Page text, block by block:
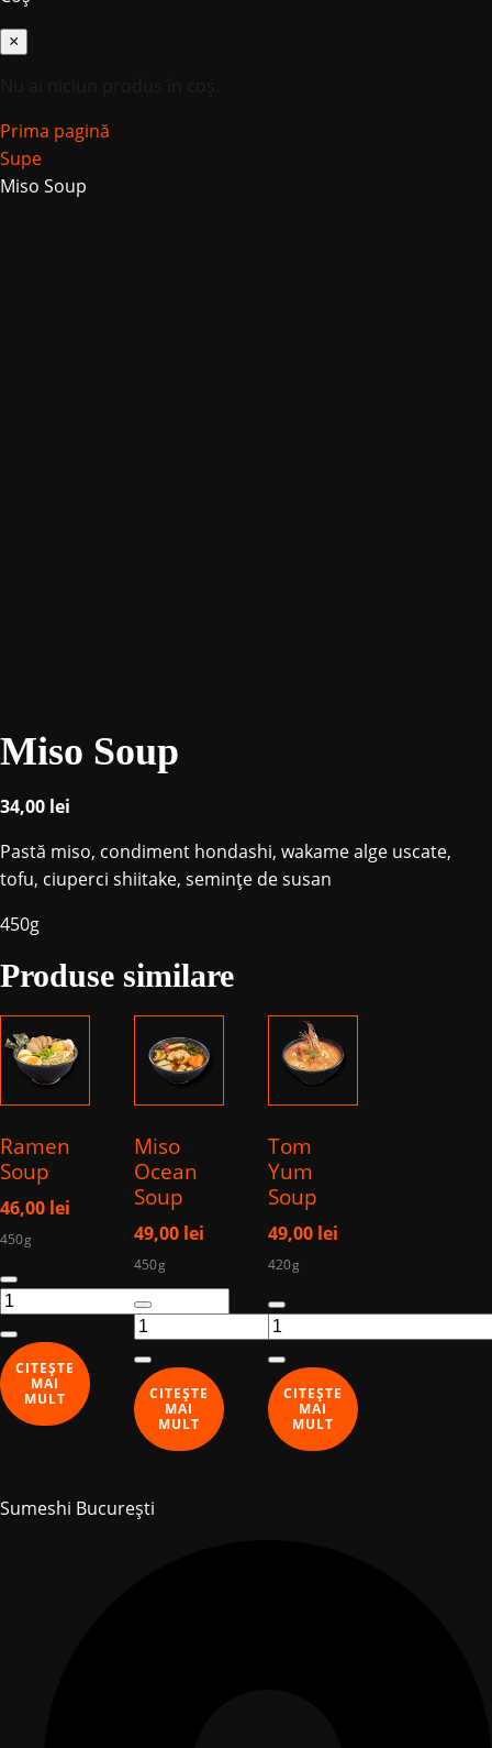
×
Prima pagină
Supe
Miso Soup
Miso Soup
34,00 lei
Pastă miso, condiment hondashi, wakame alge uscate,
tofu, ciuperci shiitake, seminţe de susan
450g
Produse similare
Ramen
Soup
46,00 lei
450g
Cantitate
Ramen
Soup
CITEȘTE
MAI
MULT
Miso
Ocean
Soup
49,00 lei
450g
Cantitate
Miso
Ocean
Soup
CITEȘTE
MAI
MULT
Tom
Yum
Soup
49,00 lei
420g
Cantitate
Tom
Yum
Soup
CITEȘTE
MAI
MULT
Sumeshi București